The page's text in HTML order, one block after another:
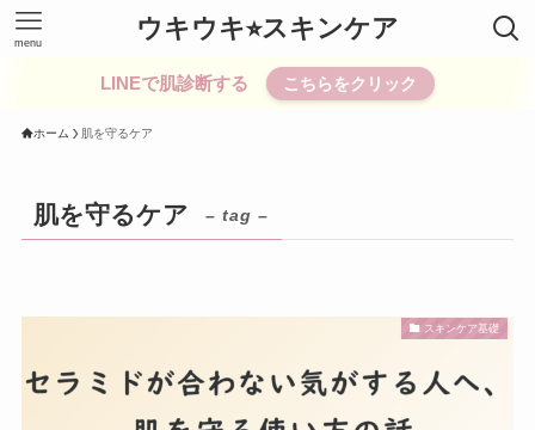
ウキウキ⭐︎スキンケア
menu
LINEで肌診断する こちらをクリック
ホーム 肌を守るケア
肌を守るケア – tag –
スキンケア基礎